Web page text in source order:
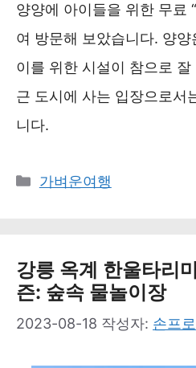
양양에 아이들을 위한 무료
여 방문해 보았습니다. 양
이를 위한 시설이 참으로
근 도시에 사는 입장으로서
니다.
카
가벼운여행
강릉 옥계 한울타리
즌: 숲속 물놀이장
2023-08-18 작성자: 손프로